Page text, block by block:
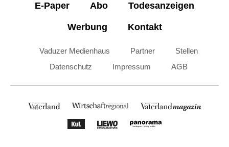
E-Paper Abo Todesanzeigen
Werbung Kontakt
Vaduzer Medienhaus Partner
Stellen
Datenschutz
Impressum AGB